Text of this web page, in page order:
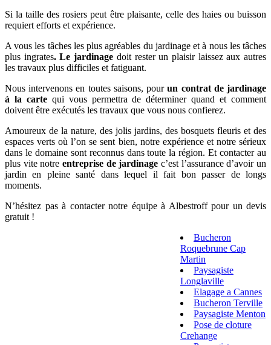
Si la taille des rosiers peut être plaisante, celle des haies ou buisson
requiert efforts et expérience.
A vous les tâches les plus agréables du jardinage et à nous les tâches
plus ingrates. Le jardinage doit rester un plaisir laissez aux autres
les travaux plus difficiles et fatiguant.
Nous intervenons en toutes saisons, pourun contrat de jardinage
à la carte qui vous permettra de déterminer quand et comment
doivent être exécutés les travaux que vous nous confierez.
Amoureux de la nature, des jolis jardins, des bosquets fleuris et des
espaces verts où l’on se sent bien, notre expérience et notre sérieux
dans le domaine sont reconnus dans toute la région. Et contacter au
plus vite notre entreprise de jardinage c’est l’assurance d’avoir un
jardin en pleine santé dans lequel il fait bon passer de longs
moments.
N’hésitez pas à contacter notre équipe à Albestroff pour un devis
gratuit !
Bucheron
Roquebrune Cap
Martin
Paysagiste
Longlaville
Elagage a Cannes
Bucheron Terville
Paysagiste Menton
Pose de cloture
Crehange